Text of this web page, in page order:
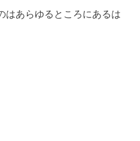
はあらゆるところにあるは